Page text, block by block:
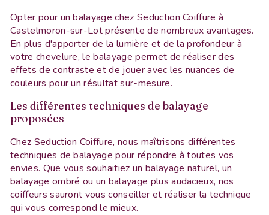
Opter pour un balayage chez Seduction Coiffure à
Castelmoron-sur-Lot présente de nombreux avantages.
En plus d'apporter de la lumière et de la profondeur à
votre chevelure, le balayage permet de réaliser des
effets de contraste et de jouer avec les nuances de
couleurs pour un résultat sur-mesure.
Les différentes techniques de balayage
proposées
Chez Seduction Coiffure, nous maîtrisons différentes
techniques de balayage pour répondre à toutes vos
envies. Que vous souhaitiez un balayage naturel, un
balayage ombré ou un balayage plus audacieux, nos
coiffeurs sauront vous conseiller et réaliser la technique
qui vous correspond le mieux.